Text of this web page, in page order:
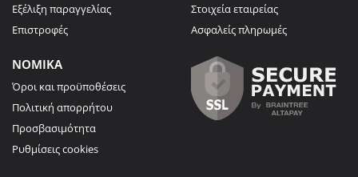
Εξέλιξη παραγγελίας
Επιστροφές
Στοιχεία εταιρείας
Ασφαλείς πληρωμές
ΝΟΜΙΚΑ
Όροι και προϋποθέσεις
Πολιτική απορρήτου
Προσβασιμότητα
Ρυθμίσεις cookies